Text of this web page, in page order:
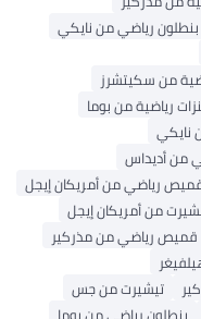
رياضي من نايكي
من سكيتشرز
من بوما
أديداس
رياضي من أمريكان إيجل
من أمريكان إيجل
رياضي من مذركير
تيشيرت من جس